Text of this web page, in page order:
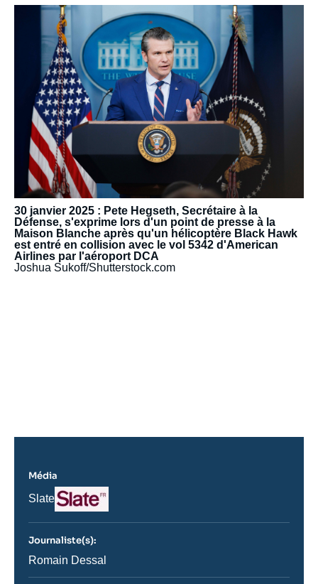
Image
principale
médiatique
30 janvier 2025 : Pete Hegseth, Secrétaire à la
Défense, s'exprime lors d'un point de presse à la
Maison Blanche après qu'un hélicoptère Black Hawk
est entré en collision avec le vol 5342 d'American
Airlines par l'aéroport DCA
Joshua Sukoff/Shutterstock.com
Média
Nom
journal,
ou
émission
Slate
Logo
Journaliste(s):
Journaliste
Romain Dessal